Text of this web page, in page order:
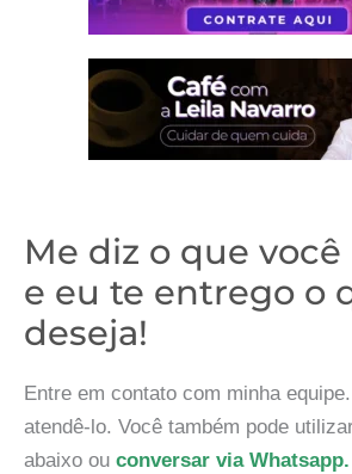
Me diz o que você
e eu te entrego o
deseja!
Entre em contato com minha
atendê-lo. Você também pode
abaixo ou conversar via Whatsapp.